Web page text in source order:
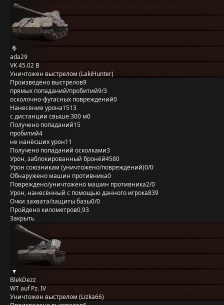
ada29
VK 45.02 B
Уничтожен выстрелом (LakiHunter)
Произведено выстрелов9
прямых попаданий/пробитий9/3
осколочно-фугасных повреждений0
Нанесение урона1513
с дистанции свыше 300 м0
Получено попаданий15
пробитий4
не нанёсших урон11
Получено попаданий осколками3
Урон, заблокированный бронёй4580
Урон союзникам (уничтожено/повреждений)0/0
Обнаружено машин противника0
Повреждено/уничтожено машин противника2/0
Урон, нанесённый с помощью данного игрока839
Очки захвата/защиты базы0/0
Пройдено километров0,93
Закрыть
BlekDezz
WT auf Pz. IV
Уничтожен выстрелом (Lizka66)